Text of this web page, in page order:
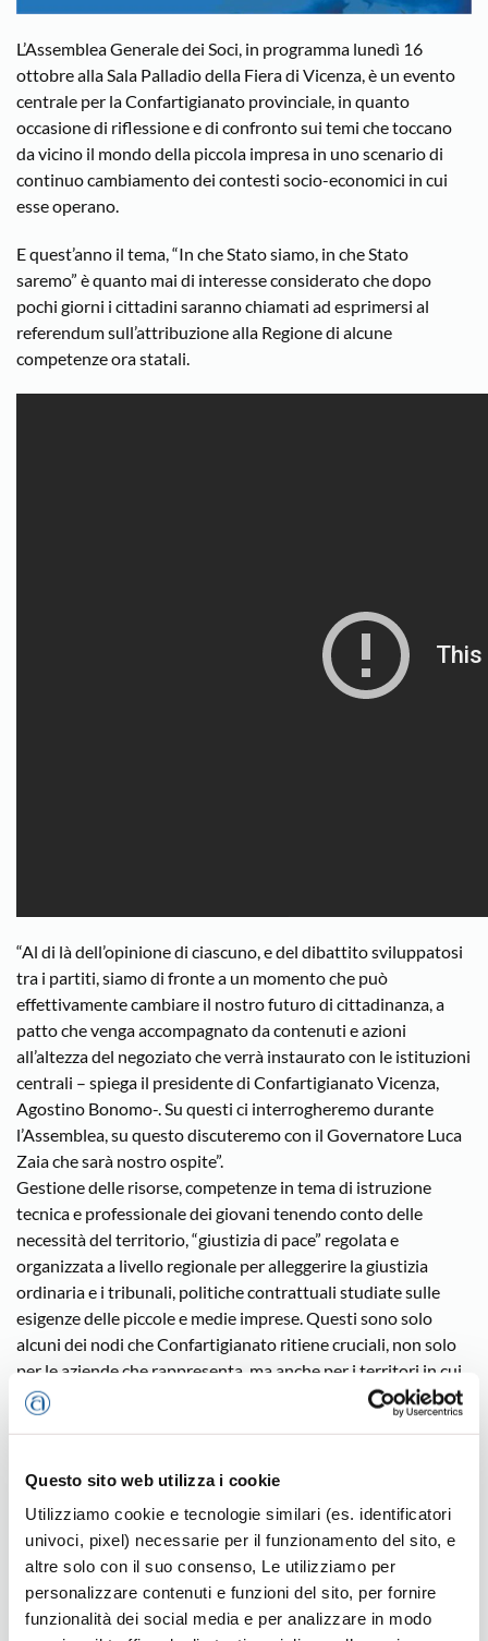
Questo sito web utilizza i cookie
Utilizziamo cookie e tecnologie similari (es. identificatori
univoci, pixel) necessarie per il funzionamento del sito, e
altre solo con il suo consenso, Le utilizziamo per
personalizzare contenuti e funzioni del sito, per fornire
funzionalità dei social media e per analizzare in modo
L’Assemblea Generale dei Soci, in programma lunedì 16
ottobre alla Sala Palladio della Fiera di Vicenza, è un evento
centrale per la Confartigianato provinciale, in quanto
occasione di riflessione e di confronto sui temi che toccano
da vicino il mondo della piccola impresa in uno scenario di
continuo cambiamento dei contesti socio-economici in cui
esse operano.
E quest’anno il tema, “In che Stato siamo, in che Stato
saremo” è quanto mai di interesse considerato che dopo
pochi giorni i cittadini saranno chiamati ad esprimersi al
referendum sull’attribuzione alla Regione di alcune
competenze ora statali.
“Al di là dell’opinione di ciascuno, e del dibattito sviluppatosi
tra i partiti, siamo di fronte a un momento che può
effettivamente cambiare il nostro futuro di cittadinanza, a
patto che venga accompagnato da contenuti e azioni
all’altezza del negoziato che verrà instaurato con le istituzioni
centrali – spiega il presidente di Confartigianato Vicenza,
Agostino Bonomo-. Su questi ci interrogheremo durante
l’Assemblea, su questo discuteremo con il Governatore Luca
Zaia che sarà nostro ospite”.
Gestione delle risorse, competenze in tema di istruzione
tecnica e professionale dei giovani tenendo conto delle
necessità del territorio, “giustizia di pace” regolata e
organizzata a livello regionale per alleggerire la giustizia
ordinaria e i tribunali, politiche contrattuali studiate sulle
esigenze delle piccole e medie imprese. Questi sono solo
alcuni dei nodi che Confartigianato ritiene cruciali, non solo
per le aziende che rappresenta, ma anche per i territori in cui
operano.
Attorno a questi stimoli ruoteranno quindi i lavori della parte
Dopo la relazione del presidente Agostino Bonomo e
risultati dello studio “Associazionismo Comunale nella
provincia di Vicenza, stato dell’arte e comparazione con altri
territori, opportunità da cogliere; aree di potenziale imbatto
del referendum consuntivo e dinamiche dell’economia
regionale con focus sull’artigianato”, il Governatore Luca Zaia